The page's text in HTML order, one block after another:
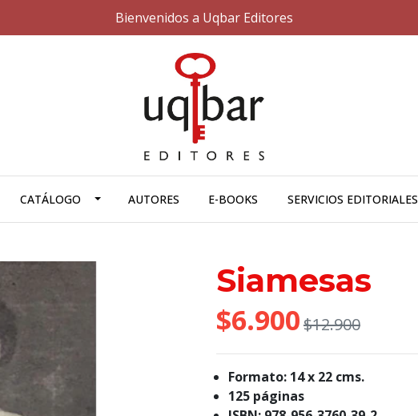
Bienvenidos a Uqbar Editores
CATÁLOGO AUTORES E-BOOKS SERVICIOS EDITORIALES
Siamesas
$6.900$12.900
Formato: 14 x 22 cms.
125 páginas